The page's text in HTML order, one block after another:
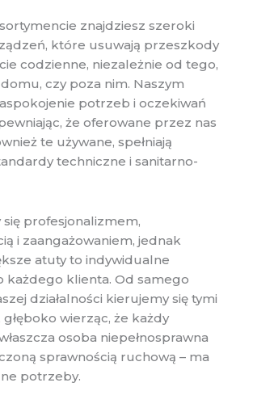
znajdziesz szeroki
które usuwają przeszkody
codzienne, niezależnie od tego,
czy poza nim. Naszym
potrzeb i oczekiwań
że oferowane przez nas
te używane, spełniają
techniczne i sanitarno-
profesjonalizmem,
i zaangażowaniem, jednak
atuty to indywidualne
każdego klienta. Od samego
działalności kierujemy się tymi
wierząc, że każdy
osoba niepełnosprawna
sprawnością ruchową – ma
potrzeby.